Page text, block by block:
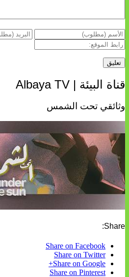
قناة البيئة | Albaya TV
وثائقي تحت الشمس
Share:
Share on Facebook
Share on Twitter
Share on Google+
Share on Pinterest